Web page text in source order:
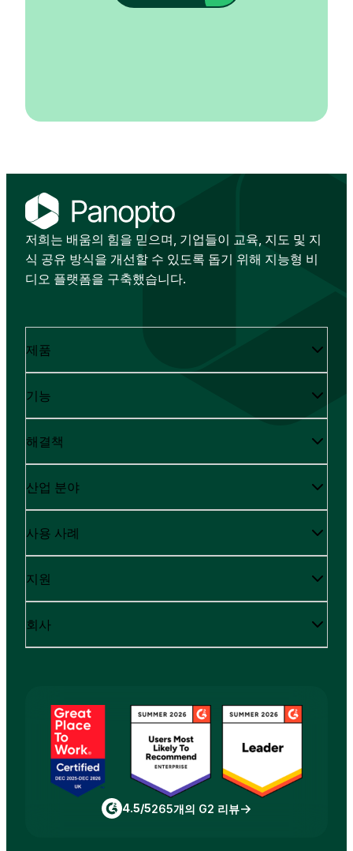
저희는 배움의 힘을 믿으며, 기업들이 교육, 지도 및 지
식 공유 방식을 개선할 수 있도록 돕기 위해 지능형 비
디오 플랫폼을 구축했습니다.
제품
기능
해결책
산업 분야
사용 사례
지원
회사
4.5/5265개의 G2 리뷰